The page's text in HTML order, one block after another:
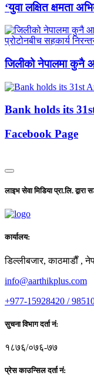
‘युवा लक्षित क्षमता
जिलीको नेपालमा कुनै
Bank holds its
Facebook Page
लाइभ सेवा मिडिया प्रा.लि. द्वारा
कार्यालय:
डिल्लीबजार, काठमाडाैँ ,
info@aarthikplus.com
+977-15928420 /
सुचना विभाग दर्ता नं:
१८७६/०७६-७७
प्रेस काउन्सिल दर्ता नं: